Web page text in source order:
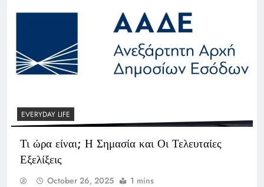
EVERYDAY LIFE
Τι ώρα είναι; Η Σημασία και Οι Τελευταίες
Εξελίξεις
October 26, 2025 1 mins